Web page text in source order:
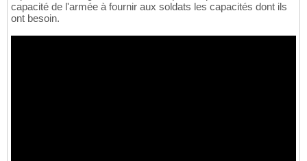
capacité de l'armée à fournir aux soldats les capacités dont ils
ont besoin.